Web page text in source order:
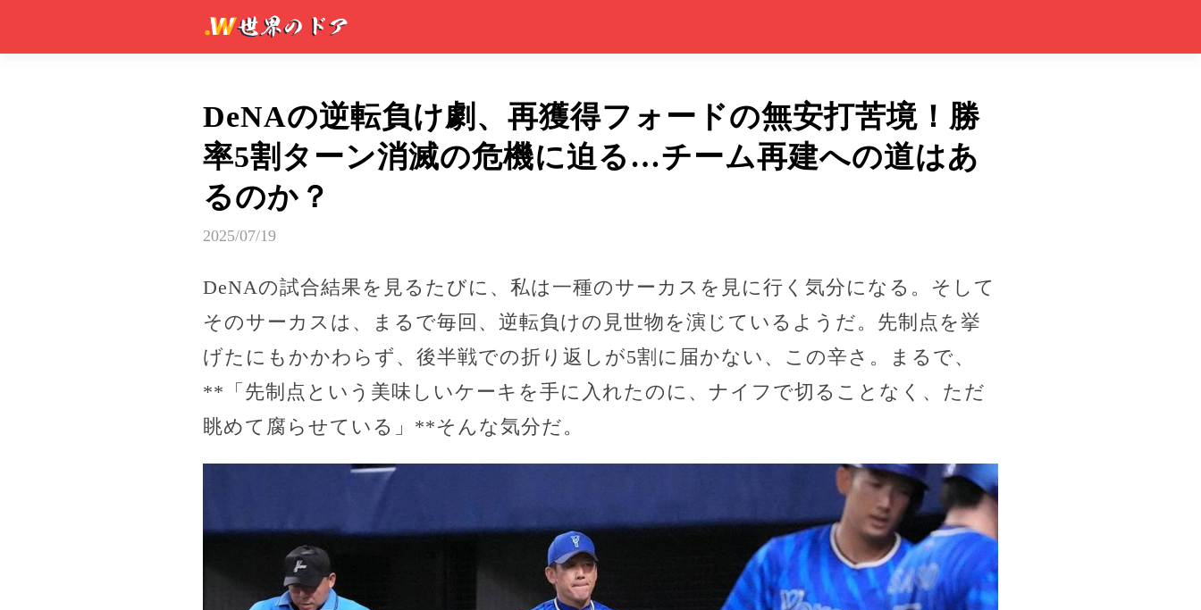
DeNAの逆転負け劇、再獲得フォードの無安打苦境！勝
率5割ターン消滅の危機に迫る…チーム再建への道はあ
るのか？
2025/07/19
DeNAの試合結果を見るたびに、私は一種のサーカスを見に行く気分になる。そして
そのサーカスは、まるで毎回、逆転負けの見世物を演じているようだ。先制点を挙
げたにもかかわらず、後半戦での折り返しが5割に届かない、この辛さ。まるで、
**「先制点という美味しいケーキを手に入れたのに、ナイフで切ることなく、ただ
眺めて腐らせている」**そんな気分だ。